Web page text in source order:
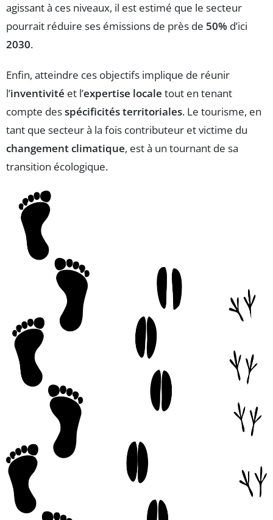
agissant à ces niveaux, il est estimé que le secteur
pourrait réduire ses émissions de près de 50% d’ici
2030.
Enfin, atteindre ces objectifs implique de réunir
l’inventivité et l’expertise locale tout en tenant
compte desspécificités territoriales. Le tourisme, en
tant que secteur à la fois contributeur et victime du
changement climatique, est à un tournant de sa
transition écologique.